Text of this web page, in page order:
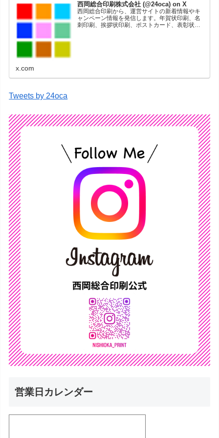
西岡総合印刷株式会社 (@24oca) on X
西岡総合印刷から、運営サイトの新着情報やキ
ャンペーン情報を発信します。年賀状印刷、名
刺印刷、挨拶状印刷、ポストカード、表彰状印
x.com
Tweets by 24oca
営業日カレンダー